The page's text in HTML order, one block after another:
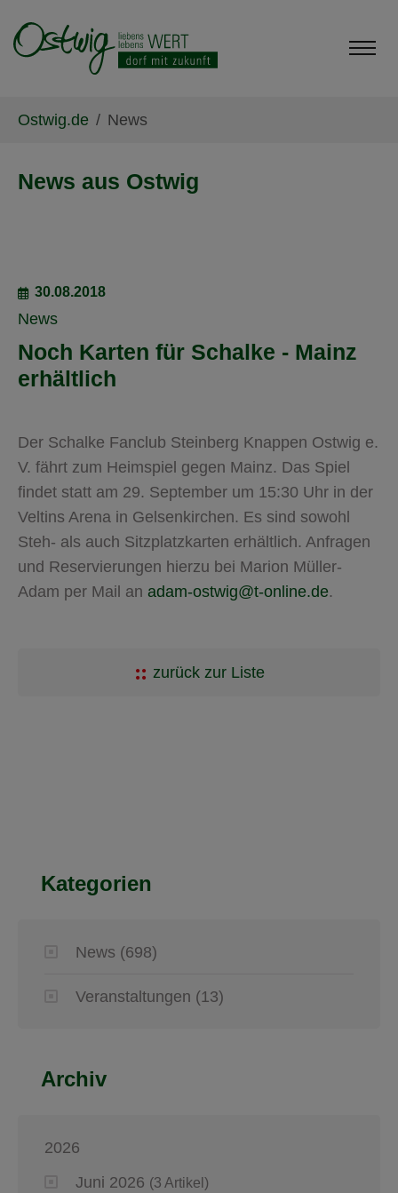
Ostwig.de News
News aus Ostwig
30.08.2018
News
Noch Karten für Schalke - Mainz
erhältlich
Der Schalke Fanclub Steinberg Knappen Ostwig e.
V. fährt zum Heimspiel gegen Mainz. Das Spiel
findet statt am 29. September um 15:30 Uhr in der
Veltins Arena in Gelsenkirchen. Es sind sowohl
Steh- als auch Sitzplatzkarten erhältlich. Anfragen
und Reservierungen hierzu bei Marion Müller-
Adam per Mail an adam-ostwig@t-online.de.
zurück zur Liste
Kategorien
News (698)
Veranstaltungen (13)
Archiv
2026
Juni 2026 (3 Artikel)